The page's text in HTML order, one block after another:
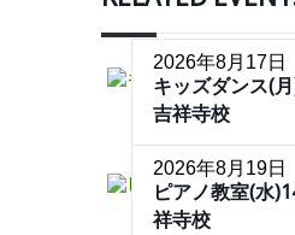
2026年8月17日
キッズダンス(
吉祥寺校
2026年8月19日
ピアノ教室(水
祥寺校